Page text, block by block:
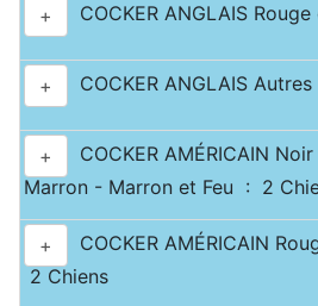
+ COCKER ANGLAIS
+ COCKER ANGLAIS
+
COCKER AMÉRICAIN
Marron - Marron et Feu : 2
+
COCKER AMÉRICAIN
2 Chiens